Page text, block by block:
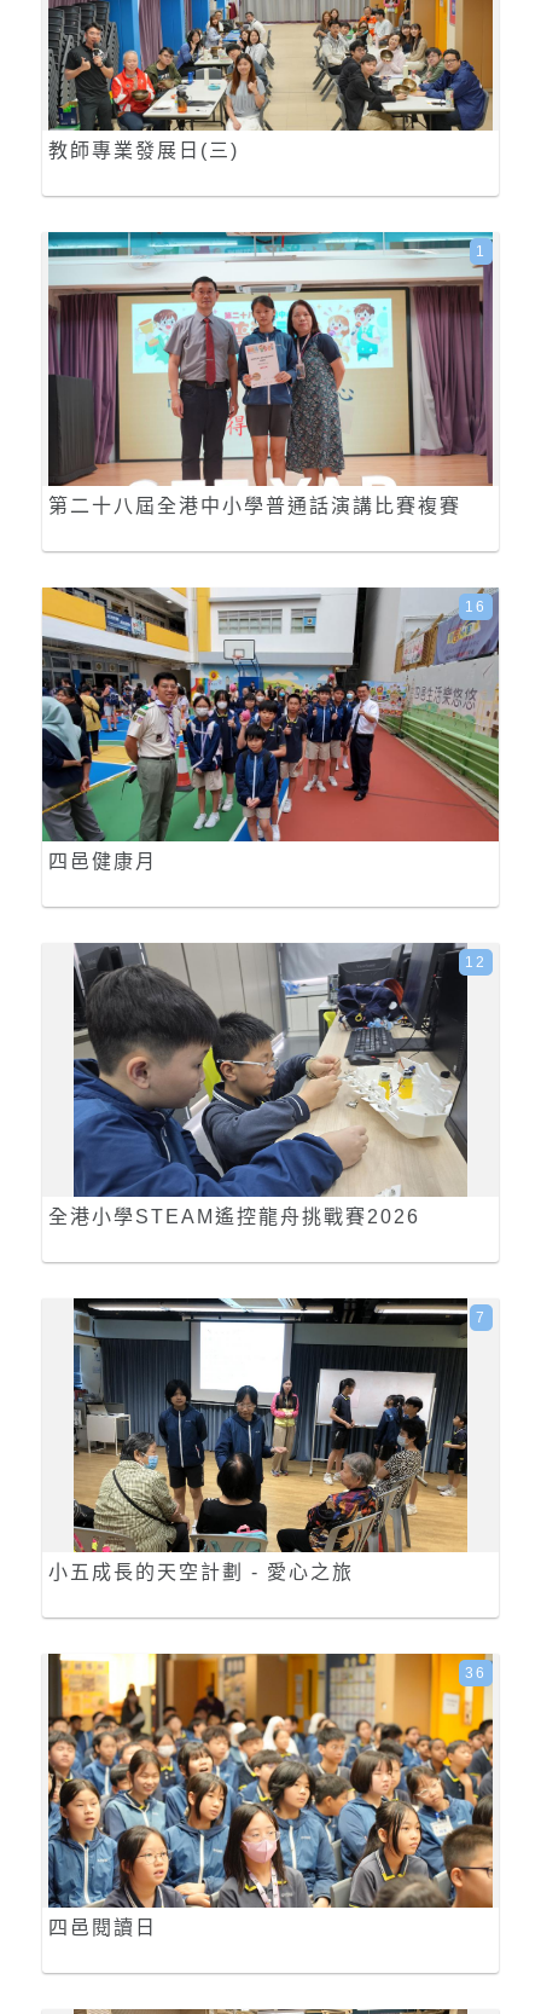
教師專業發展日(三)
第二十八屆全港中小學普通話演講比賽複賽
1
四邑健康月
16
全港小學STEAM遙控龍舟挑戰賽2026
12
小五成長的天空計劃 - 愛心之旅
7
四邑閱讀日
36